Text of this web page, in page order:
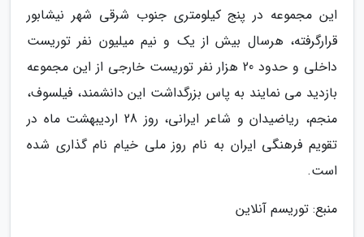
این مجموعه در پنج کیلومتری جنوب شرقی شهر نیشابور
قرارگرفته، هرسال بیش از یک و نیم میلیون نفر توریست
داخلی و حدود 20 هزار نفر توریست خارجی از این مجموعه
بازدید می نمایند به پاس بزرگداشت این دانشمند، فیلسوف،
منجم، ریاضیدان و شاعر ایرانی، روز 28 اردیبهشت ماه در
تقویم فرهنگی ایران به نام روز ملی خیام نام گذاری شده
است.
منبع: توریسم آنلاین